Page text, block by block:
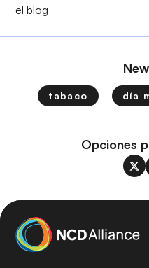
el blog
tabaco día
Opciones